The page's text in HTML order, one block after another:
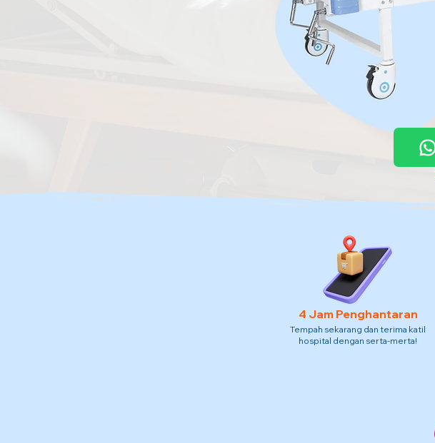
4 Jam Penghantaran
Tempah sekarang dan terima katil
hospital dengan serta-merta!